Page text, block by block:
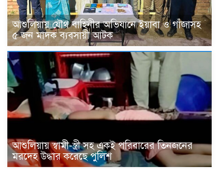
আশুলিয়ায় যৌথ বাহিনীর অভিযানে ইয়াবা ও গাঁজাসহ
৫ জন মাদক ব্যবসায়ী আটক
আশুলিয়ায় স্বামী-স্ত্রী সহ একই পরিবারের তিনজনের
মরদেহ উদ্ধার করেছে পুলিশ